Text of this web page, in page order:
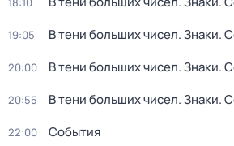
19:05 В тени больших чисел. Знаки.
20:00 В тени больших чисел. Знаки.
20:55 В тени больших чисел. Знаки.
22:00 События